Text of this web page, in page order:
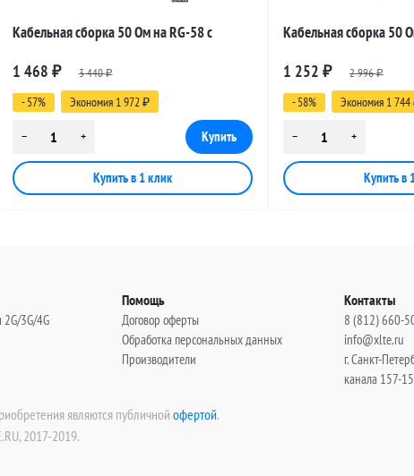
Кабельная сборка 50 Ом на RG-58 с
(угловой), 14 метров
1 468 ₽ 3 440₽
- 57% Экономия 1 972 ₽
Кабельная сборка 50
(угловой), 11 метров
1 252 ₽ 2 996₽
- 58% Экономия 1 744
3G/4G
Помощь
Договор оферты
Обработка персональных данных
Производители
Контакты
8 (812) 660-
info@xlte.ru
г. Санкт-
канала 157-
являются публичной офертой.
2017-2019.